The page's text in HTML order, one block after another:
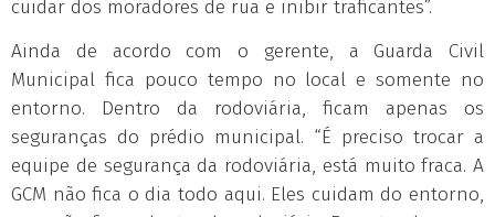
cuidar dos moradores de rua e inibir traficantes”.
Ainda de acordo com o gerente, a Guarda Civil
Municipal fica pouco tempo no local e somente no
entorno. Dentro da rodoviária, ficam apenas os
seguranças do prédio municipal. “É preciso trocar a
equipe de segurança da rodoviária, está muito fraca. A
GCM não fica o dia todo aqui. Eles cuidam do entorno,